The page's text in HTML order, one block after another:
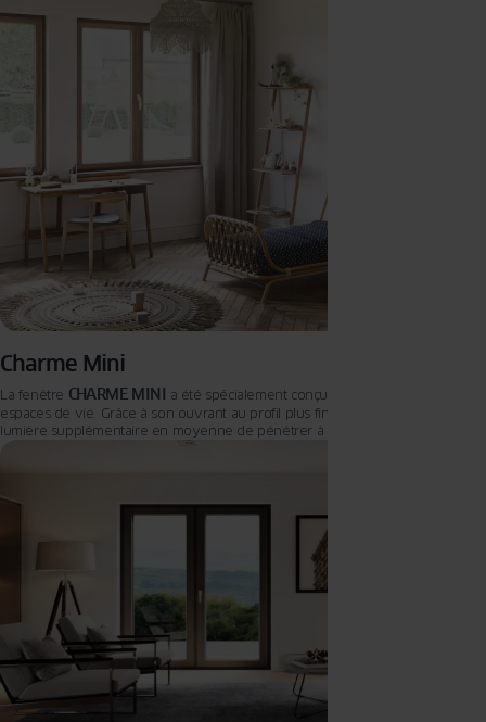
Charme Mini
La fenêtre CHARME MINI a été spécialement conçue pour illuminer vos
espaces de vie. Grâce à son ouvrant au profil plus fin, elle permet à 22% de
lumière supplémentaire en moyenne de pénétrer à l’intérieur, créant ainsi
une atmosphère lumineuse et accueillante. Avec son profil distinctif et exclusif
votre intérieur. De plus, la possibilité de personnaliser le profil avec la
technologie ColorFull fait de la fenêtre CHARME MINI un choix à la fois élégant
et fonctionnel pour vos projets de construction ou de rénovation